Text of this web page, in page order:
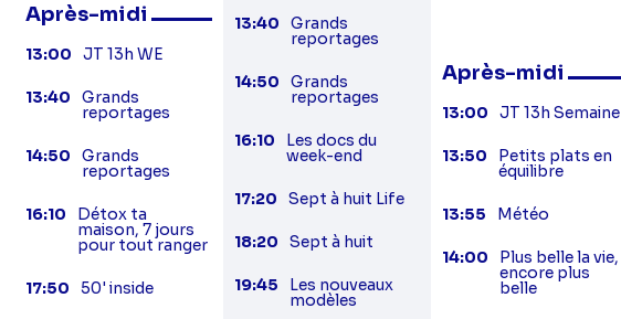
Après-midi
13:00 JT 13h WE
13:40 Grands
reportages
14:50 Grands
reportages
16:10 Détox ta
maison, 7 jours
pour tout ranger
17:50 50' inside
13:40 Grands
reportages
14:50 Grands
reportages
16:10 Les docs du
week-end
17:20 Sept à huit Life
18:20 Sept à huit
19:45 Les nouveaux
modèles
Après-midi
13:00 JT 13h Semaine
13:50 Petits plats en
équilibre
13:55 Météo
14:00 Plus belle la vie,
encore plus
belle